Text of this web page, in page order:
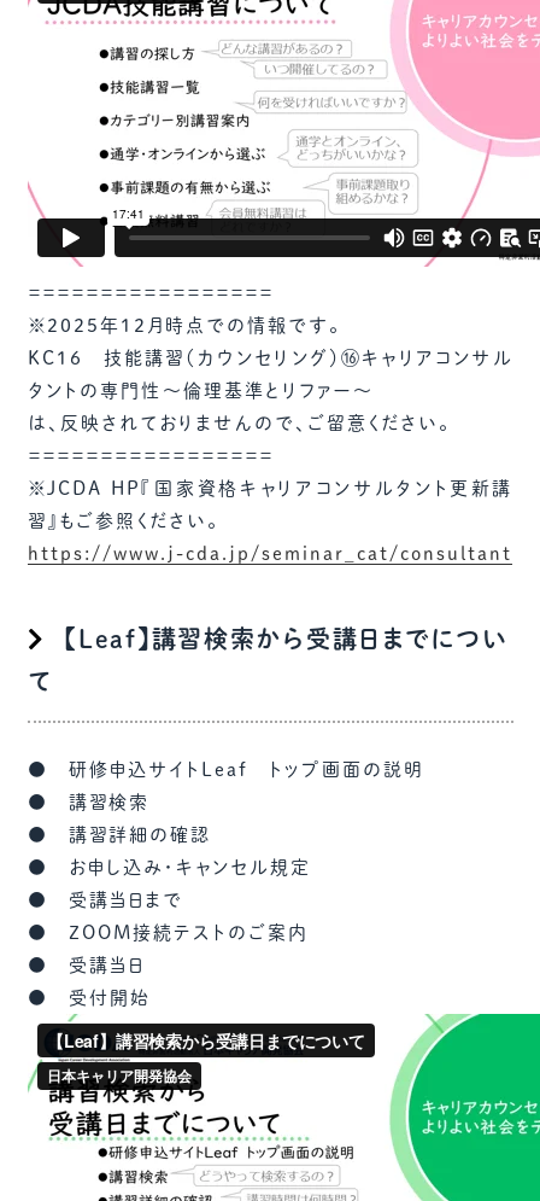
＝＝＝＝＝＝＝＝＝＝＝＝＝＝＝＝＝
※2025年12月時点での情報です。
KC16 技能講習（カウンセリング）⑯キャリアコンサル
タントの専門性～倫理基準とリファー～
は、反映されておりませんので、ご留意ください。
＝＝＝＝＝＝＝＝＝＝＝＝＝＝＝＝＝
※JCDA HP『国家資格キャリアコンサルタント更新講
習』もご参照ください。
https://www.j-cda.jp/seminar_cat/consultant
【Leaf】講習検索から受講日までについ
て
● 研修申込サイトLeaf トップ画面の説明
● 講習検索
● 講習詳細の確認
● お申し込み・キャンセル規定
● 受講当日まで
● ZOOM接続テストのご案内
● 受講当日
● 受付開始